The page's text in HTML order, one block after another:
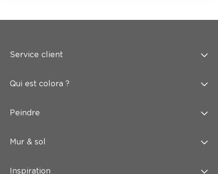
Service client
Qui est colora ?
Peindre
Mur & sol
Inspiration